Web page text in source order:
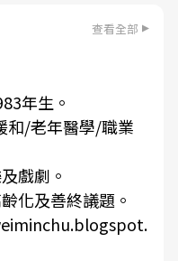
查看全部
年生。
和/老年醫學/職業
戲劇。
化及善終議題。